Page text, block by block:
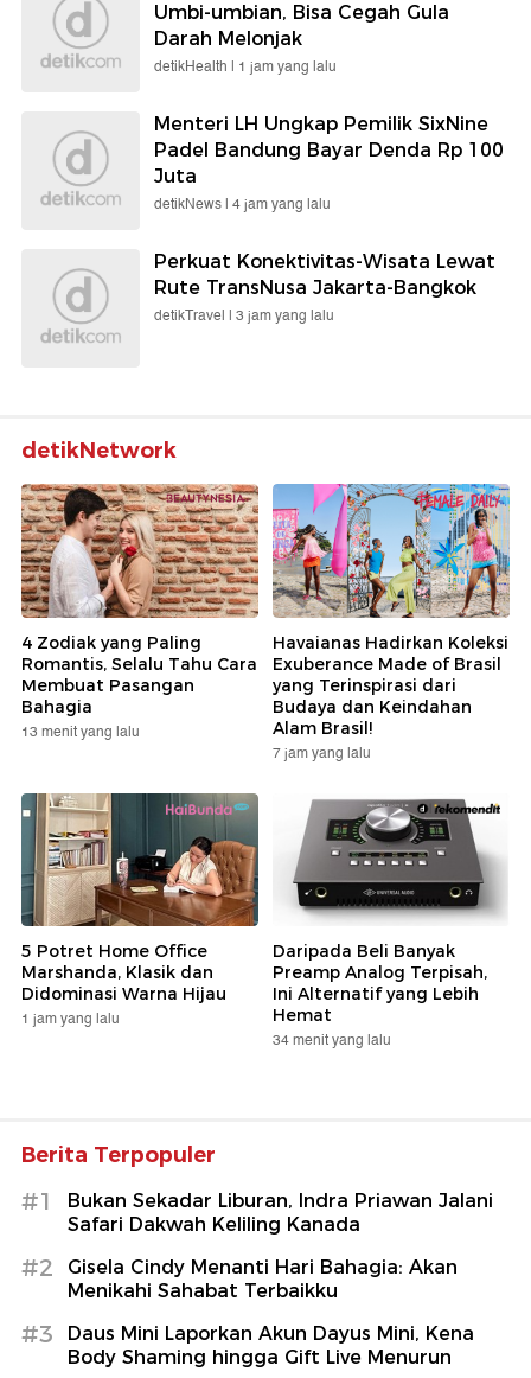
Umbi-umbian, Bisa Cegah Gula
Darah Melonjak
detikHealth | 1 jam yang lalu
Menteri LH Ungkap Pemilik SixNine
Padel Bandung Bayar Denda Rp 100
Juta
detikNews | 4 jam yang lalu
Perkuat Konektivitas-Wisata Lewat
Rute TransNusa Jakarta-Bangkok
detikTravel | 3 jam yang lalu
detikNetwork
4 Zodiak yang Paling
Romantis, Selalu Tahu Cara
Membuat Pasangan
Bahagia
13 menit yang lalu
Havaianas Hadirkan Koleksi
Exuberance Made of Brasil
yang Terinspirasi dari
Budaya dan Keindahan
Alam Brasil!
7 jam yang lalu
5 Potret Home Office
Marshanda, Klasik dan
Didominasi Warna Hijau
1 jam yang lalu
Daripada Beli Banyak
Preamp Analog Terpisah,
Ini Alternatif yang Lebih
Hemat
34 menit yang lalu
Berita Terpopuler
#1
Bukan Sekadar Liburan, Indra Priawan Jalani
Safari Dakwah Keliling Kanada
#2
Gisela Cindy Menanti Hari Bahagia: Akan
Menikahi Sahabat Terbaikku
#3
Daus Mini Laporkan Akun Dayus Mini, Kena
Body Shaming hingga Gift Live Menurun